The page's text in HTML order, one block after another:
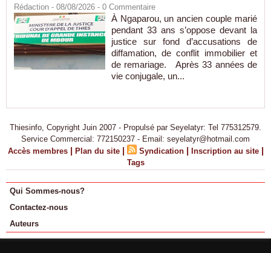
Rédaction - 08/08/2026 - 0 Commentaire
À Ngaparou, un ancien couple marié
pendant 33 ans s’oppose devant la
justice sur fond d’accusations de
diffamation, de conflit immobilier et
de remariage. Après 33 années de
vie conjugale, un...
Thiesinfo, Copyright Juin 2007 - Propulsé par Seyelatyr: Tel 775312579.
Service Commercial: 772150237 - Email: seyelatyr@hotmail.com
Accès membres | Plan du site | Syndication | Inscription au site |
Tags
Qui Sommes-nous?
Contactez-nous
Auteurs